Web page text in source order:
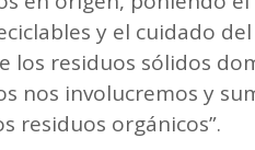
y el cuidado
los residuos sólidos
nos involucremos y
residuos orgánicos”.